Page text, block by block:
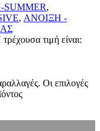
SUMMER,
, ΑΝΟΙΞΗ -
τιμή είναι:
Οι επιλογές